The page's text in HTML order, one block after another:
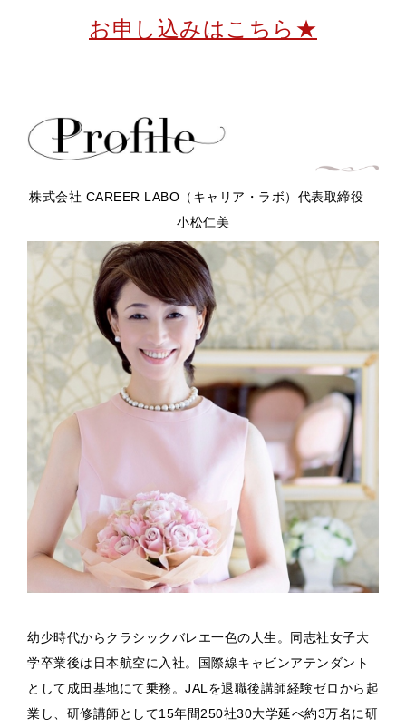
お申し込みはこちら★
株式会社 CAREER LABO（キャリア・ラボ）代表取締役
小松仁美
幼少時代からクラシックバレエ一色の人生。同志社女子大
学卒業後は日本航空に入社。国際線キャビンアテンダント
として成田基地にて乗務。JALを退職後講師経験ゼロから起
業し、研修講師として15年間250社30大学延べ約3万名に研